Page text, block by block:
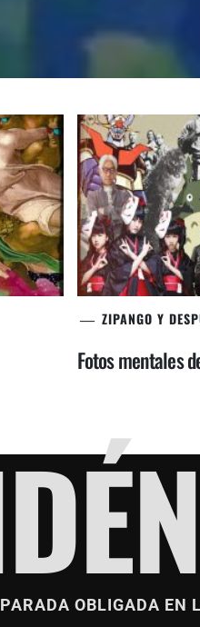
ZIPANGO Y
Fotos mentales
PARADA OBLIGADA EN